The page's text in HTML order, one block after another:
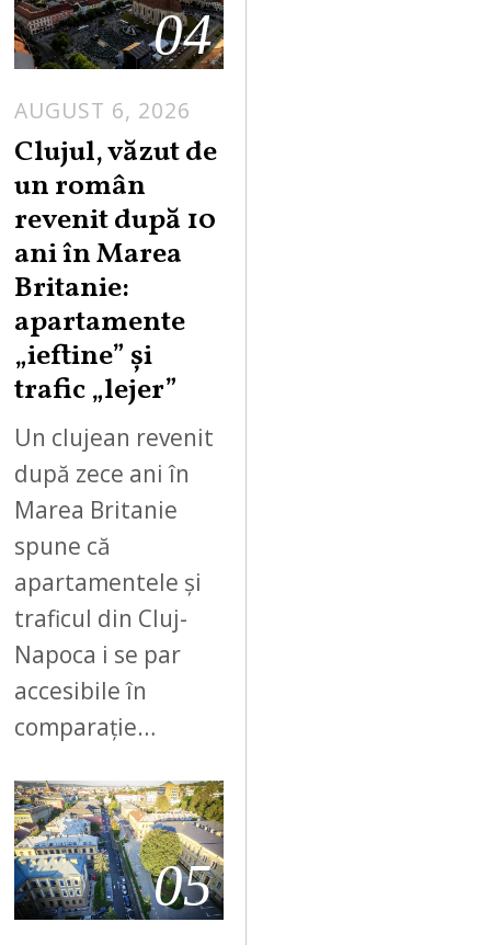
04
AUGUST 6, 2026
Clujul, văzut de
un român
revenit după 10
ani în Marea
Britanie:
apartamente
„ieftine” și
trafic „lejer”
Un clujean revenit
după zece ani în
Marea Britanie
spune că
apartamentele și
traficul din Cluj-
Napoca i se par
accesibile în
comparație…
05